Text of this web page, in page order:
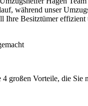
während unser
Ihre Besitztümer
4 großen Vorteile, die Sie